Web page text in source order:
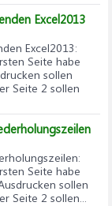
Excel2013
Excel2013:
Seite habe
sollen
Seite 2 sollen
:
Seite habe
sollen
Seite 2 sollen...